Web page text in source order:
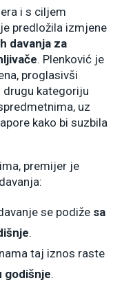
i s ciljem
predložila izmjene
davanja za
. Plenković je
proglasivši
drugu kategoriju
uz
kako bi suzbila
premijer je
se podiže sa
.
taj iznos raste
godišnje.